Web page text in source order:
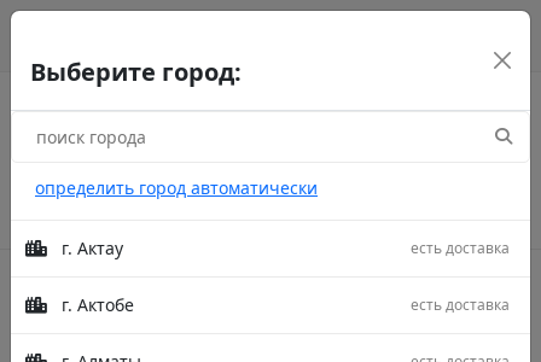
Выберите город:
определить город автоматически
г. Актау есть доставка
г. Актобе есть доставка